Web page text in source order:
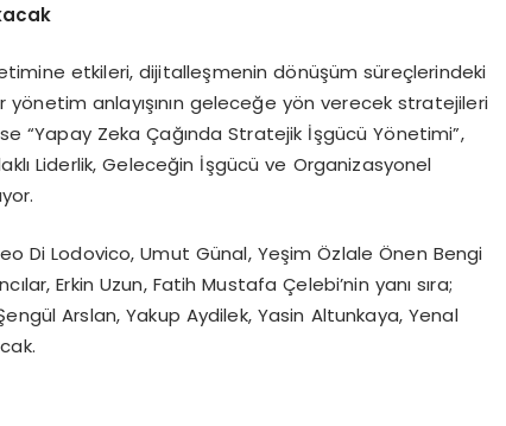
etkileri, dijitalleşmenin dönüşüm süreçlerindeki
yönetim anlayışının geleceğe yön verecek stratejileri
“Yapay Zeka Çağında Stratejik İşgücü Yönetimi”,
Liderlik, Geleceğin İşgücü ve Organizasyonel
Di Lodovico, Umut Günal, Yeşim Özlale Önen Bengi
Erkin Uzun, Fatih Mustafa Çelebi’nin yanı sıra;
Arslan, Yakup Aydilek, Yasin Altunkaya, Yenal